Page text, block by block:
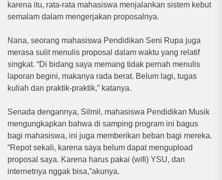
karena itu, rata-rata mahasiswa menjalankan sistem kebut
semalam dalam mengerjakan proposalnya.
Nana, seorang mahasiswa Pendidikan Seni Rupa juga
merasa sulit menulis proposal dalam waktu yang relatif
singkat. “Di bidang saya memang tidak pernah menulis
laporan begini, makanya rada berat. Belum lagi, tugas
kuliah dan praktik-praktik,” katanya.
Senada dengannya, Silmil, mahasiswa Pendidikan Musik
mengungkapkan bahwa di samping program ini bagus
bagi mahasiswa, ini juga memberikan beban bagi mereka.
“Repot sekali, karena saya belum dapat mengupload
proposal saya. Karena harus pakai (wifi) YSU, dan
internetnya nggak bisa,”akunya.